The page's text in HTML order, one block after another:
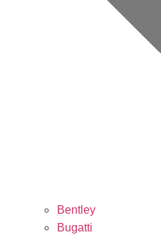
Bentley
Bugatti